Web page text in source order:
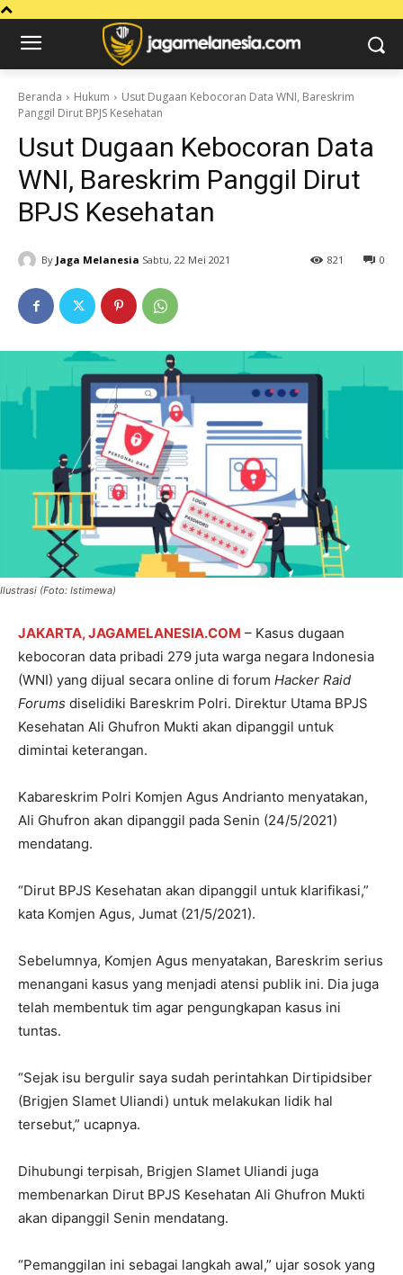
Beranda Hukum
Usut Dugaan Kebocoran Data WNI, Bareskrim
Panggil Dirut BPJS Kesehatan
Usut Dugaan Kebocoran Data
WNI, Bareskrim Panggil Dirut
BPJS Kesehatan
By Jaga Melanesia Sabtu, 22 Mei 2021 0
821
Ilustrasi (Foto: Istimewa)
JAKARTA, JAGAMELANESIA.COM – Kasus dugaan
kebocoran data pribadi 279 juta warga negara Indonesia
(WNI) yang dijual secara online di forum Hacker Raid
Forums diselidiki Bareskrim Polri. Direktur Utama BPJS
Kesehatan Ali Ghufron Mukti akan dipanggil untuk
dimintai keterangan.
Kabareskrim Polri Komjen Agus Andrianto menyatakan,
Ali Ghufron akan dipanggil pada Senin (24/5/2021)
mendatang.
“Dirut BPJS Kesehatan akan dipanggil untuk klarifikasi,”
kata Komjen Agus, Jumat (21/5/2021).
Sebelumnya, Komjen Agus menyatakan, Bareskrim serius
menangani kasus yang menjadi atensi publik ini. Dia juga
telah membentuk tim agar pengungkapan kasus ini
tuntas.
“Sejak isu bergulir saya sudah perintahkan Dirtipidsiber
(Brigjen Slamet Uliandi) untuk melakukan lidik hal
tersebut,” ucapnya.
Dihubungi terpisah, Brigjen Slamet Uliandi juga
membenarkan Dirut BPJS Kesehatan Ali Ghufron Mukti
akan dipanggil Senin mendatang.
“Pemanggilan ini sebagai langkah awal,” ujar sosok yang